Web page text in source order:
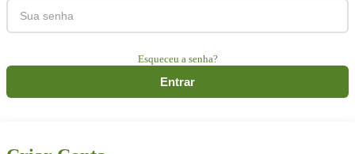
Esqueceu a senha?
Entrar